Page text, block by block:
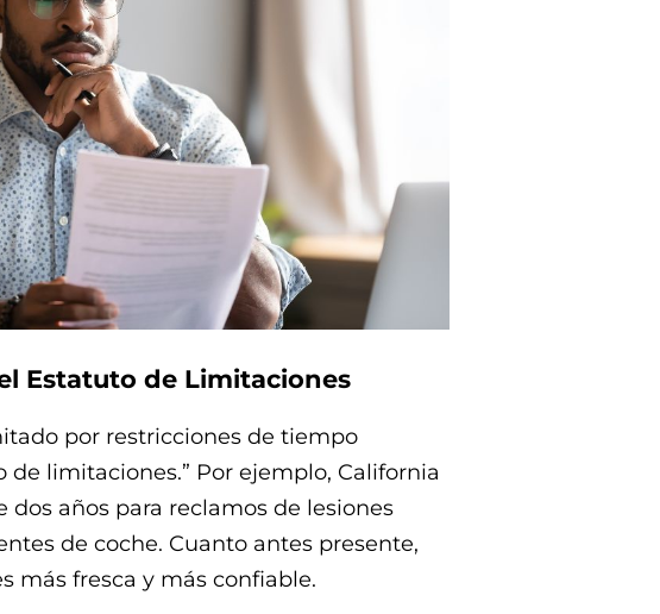
Estatuto de Limitaciones
por restricciones de tiempo
de limitaciones.” Por ejemplo, California
años para reclamos de lesiones
de coche. Cuanto antes presente,
más fresca y más confiable.